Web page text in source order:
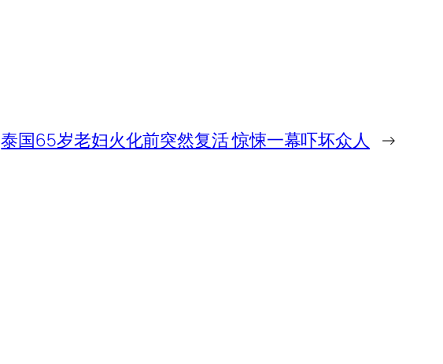
泰国65岁老妇火化前突然复活 惊悚一幕吓坏众人 →